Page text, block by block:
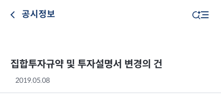
공시정보
집합투자규약 및 투자설명서 변경의 건
2019.05.08